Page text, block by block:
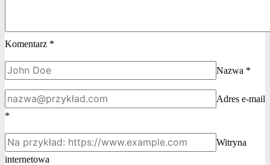
Komentarz *
Nazwa *
Adres e-mail
*
Witryna
internetowa